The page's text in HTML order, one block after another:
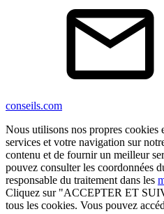
conseils.com
Nous utilisons nos propres cookies
services et votre navigation sur
contenu et de fournir un meilleur
pouvez consulter les coordonnées
responsable du traitement dans les
Cliquez sur "ACCEPTER ET
tous les cookies. Vous pouvez